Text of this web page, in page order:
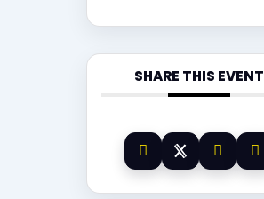
SHARE THIS EVENT